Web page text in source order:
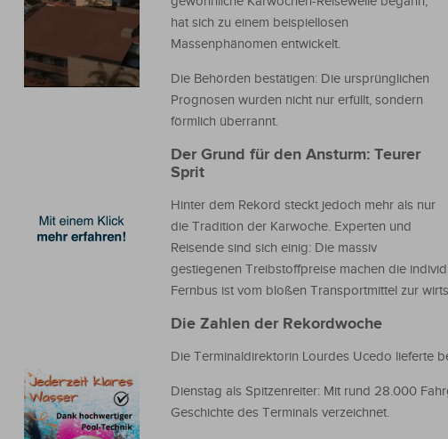
hat sich zu einem beispiellosen
Massenphänomen entwickelt.
Die Behörden bestätigen: Die ursprünglichen
Prognosen wurden nicht nur erfüllt, sondern
förmlich überrannt.
Der Grund für den Ansturm: Teurer
Sprit
Hinter dem Rekord steckt jedoch mehr als nur
die Tradition der Karwoche. Experten und
Reisende sind sich einig: Die massiv
gestiegenen Treibstoffpreise machen die
Fernbus ist vom bloßen Transportmittel zur
Die Zahlen der Rekordwoche
Die Terminaldirektorin Lourdes Ucedo lieferte
Dienstag als Spitzenreiter: Mit rund 28.000
Geschichte des Terminals verzeichnet.